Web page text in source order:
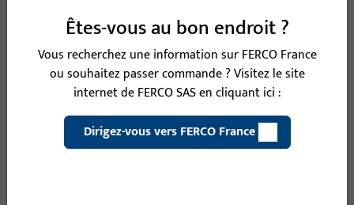
Seocho Garak Tower Séoul
Tel une vague de métal liquide, la Seocho Garak Tower
Êtes-vous au bon endroit ?
Vous recherchez une information sur FERCO France
ou souhaitez passer commande ? Visitez le site
internet de FERCO SAS en cliquant ici :
Dirigez-vous vers FERCO France